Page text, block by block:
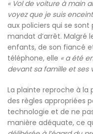
« Vol de voiture à main
voyez que je suis
aux policiers qui se
mandat d’arrêt. Malgré
enfants, de son fiancé
téléphone, elle « a été
devant sa famille et ses
La plainte reproche à la
des règles appropriées
technologie et de ne
manière adéquate, ce